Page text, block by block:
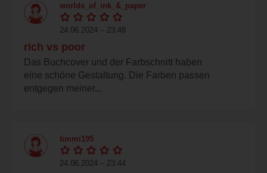
worlds_of_ink_&_paper
24.06.2024 – 23:48
rich vs poor
Das Buchcover und der Farbschnitt haben
eine schöne Gestaltung. Die Farben passen
entgegen meiner...
timmi195
24.06.2024 – 23:44